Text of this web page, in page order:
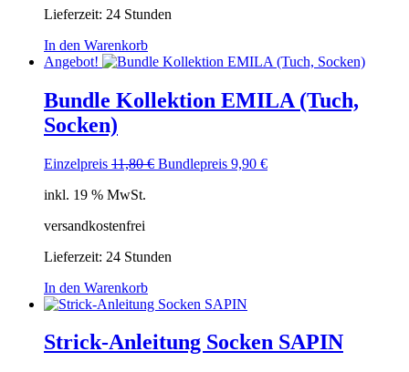
Lieferzeit: 24 Stunden
In den Warenkorb
Angebot!
Bundle Kollektion EMILA (Tuch,
Socken)
Einzelpreis 11,80€ Ursprünglicher
Bundlepreis 9,90 €Aktueller
inkl. 19 % MwSt.
versandkostenfrei
Lieferzeit: 24 Stunden
In den Warenkorb
Strick-Anleitung Socken SAPIN